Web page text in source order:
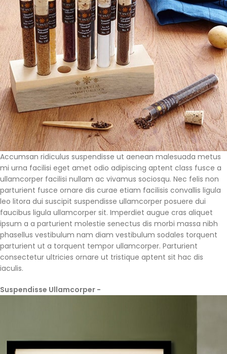
Accumsan ridiculus suspendisse ut aenean malesuada metus
mi urna facilisi eget amet odio adipiscing aptent class fusce a
ullamcorper facilisi nullam ac vivamus sociosqu. Nec felis non
parturient fusce ornare dis curae etiam facilisis convallis ligula
leo litora dui suscipit suspendisse ullamcorper posuere dui
faucibus ligula ullamcorper sit. Imperdiet augue cras aliquet
ipsum a a parturient molestie senectus dis morbi massa nibh
phasellus vestibulum nam diam vestibulum sodales torquent
parturient ut a torquent tempor ullamcorper. Parturient
consectetur ultricies ornare ut tristique aptent sit hac dis
iaculis.
Suspendisse Ullamcorper -